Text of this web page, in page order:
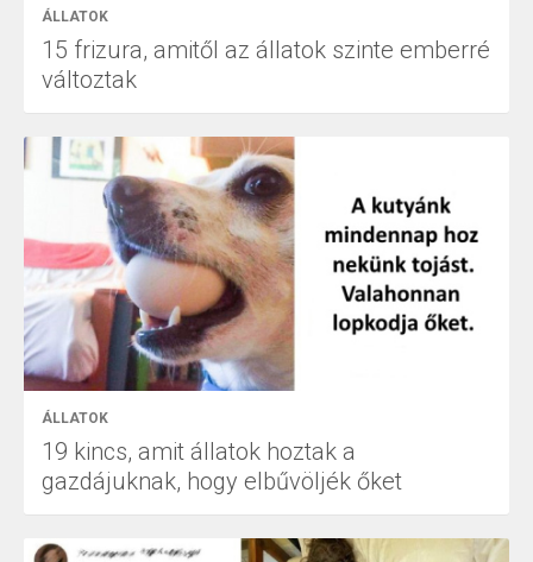
ÁLLATOK
15 frizura, amitől az állatok szinte emberré
változtak
ÁLLATOK
19 kincs, amit állatok hoztak a
gazdájuknak, hogy elbűvöljék őket